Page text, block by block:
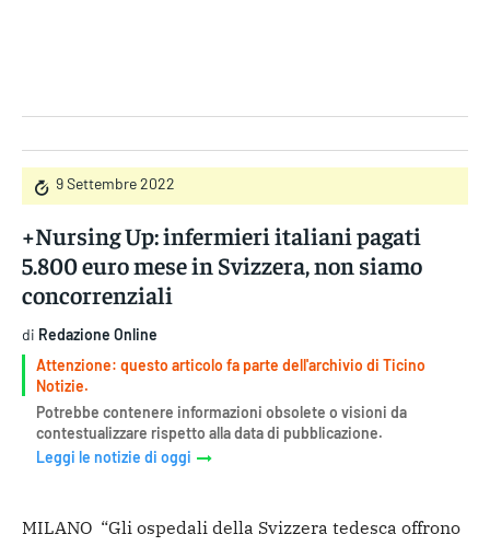
9 Settembre 2022
+Nursing Up: infermieri italiani pagati
5.800 euro mese in Svizzera, non siamo
concorrenziali
di Redazione Online
Attenzione: questo articolo fa parte dell'archivio di Ticino
Notizie.
Potrebbe contenere informazioni obsolete o visioni da
contestualizzare rispetto alla data di pubblicazione.
Leggi le notizie di oggi
MILANO “Gli ospedali della Svizzera tedesca offrono